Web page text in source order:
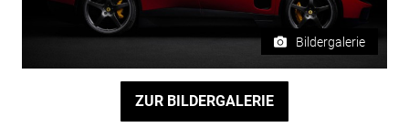
Bildergalerie
ZUR BILDERGALERIE